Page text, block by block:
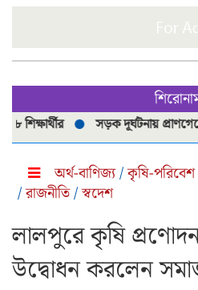
সড়ক দূর্ঘটনায় প্রাণগেলো
অর্থ-বাণিজ্য/কৃষি-পরিবেশ
/রাজনীতি/স্বদেশ
লালপুরে কৃষি
উদ্বোধন করলেন